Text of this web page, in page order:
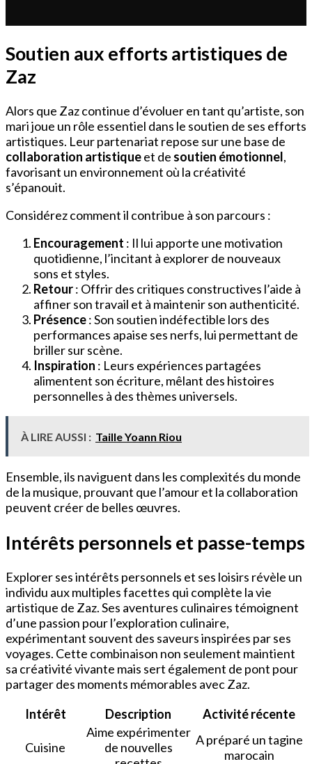
Soutien aux efforts artistiques de
Zaz
Alors que Zaz continue d’évoluer en tant qu’artiste, son
mari joue un rôle essentiel dans le soutien de ses efforts
artistiques. Leur partenariat repose sur une base de
collaboration artistiqueet de soutien émotionnel,
favorisant un environnement où la créativité
s’épanouit.
Considérez comment il contribue à son parcours :
Encouragement : Il lui apporte une motivation
quotidienne, l’incitant à explorer de nouveaux
sons et styles.
Retour: Offrir des critiques constructives l’aide à
affiner son travail et à maintenir son authenticité.
Présence: Son soutien indéfectible lors des
performances apaise ses nerfs, lui permettant de
briller sur scène.
Inspiration : Leurs expériences partagées
alimentent son écriture, mêlant des histoires
personnelles à des thèmes universels.
À LIRE AUSSI : Taille Yoann Riou
Ensemble, ils naviguent dans les complexités du monde
de la musique, prouvant que l’amour et la collaboration
peuvent créer de belles œuvres.
Intérêts personnels et passe-temps
Explorer ses intérêts personnels et ses loisirs révèle un
individu aux multiples facettes qui complète la vie
artistique de Zaz. Ses aventures culinaires témoignent
d’une passion pour l’exploration culinaire,
expérimentant souvent des saveurs inspirées par ses
voyages. Cette combinaison non seulement maintient
sa créativité vivante mais sert également de pont pour
partager des moments mémorables avec Zaz.
Intérêt
Description Activité récente
Cuisine
Aime expérimenter
de nouvelles
A préparé un tagine
marocain